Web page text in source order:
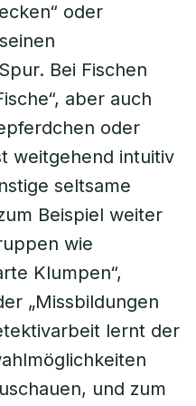
oder
Bei Fischen
aber auch
oder
weitgehend intuitiv
seltsame
Beispiel weiter
wie
Klumpen“,
„Missbildungen
lernt der
und zum